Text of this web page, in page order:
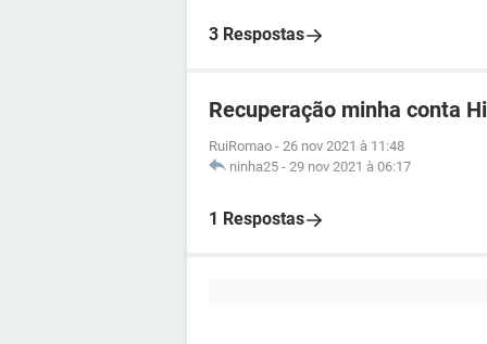
3 Respostas
Recuperação minha conta
RuiRomao - 26 nov 2021 à 11:48
ninha25 - 29 nov 2021 à 06:17
1 Respostas